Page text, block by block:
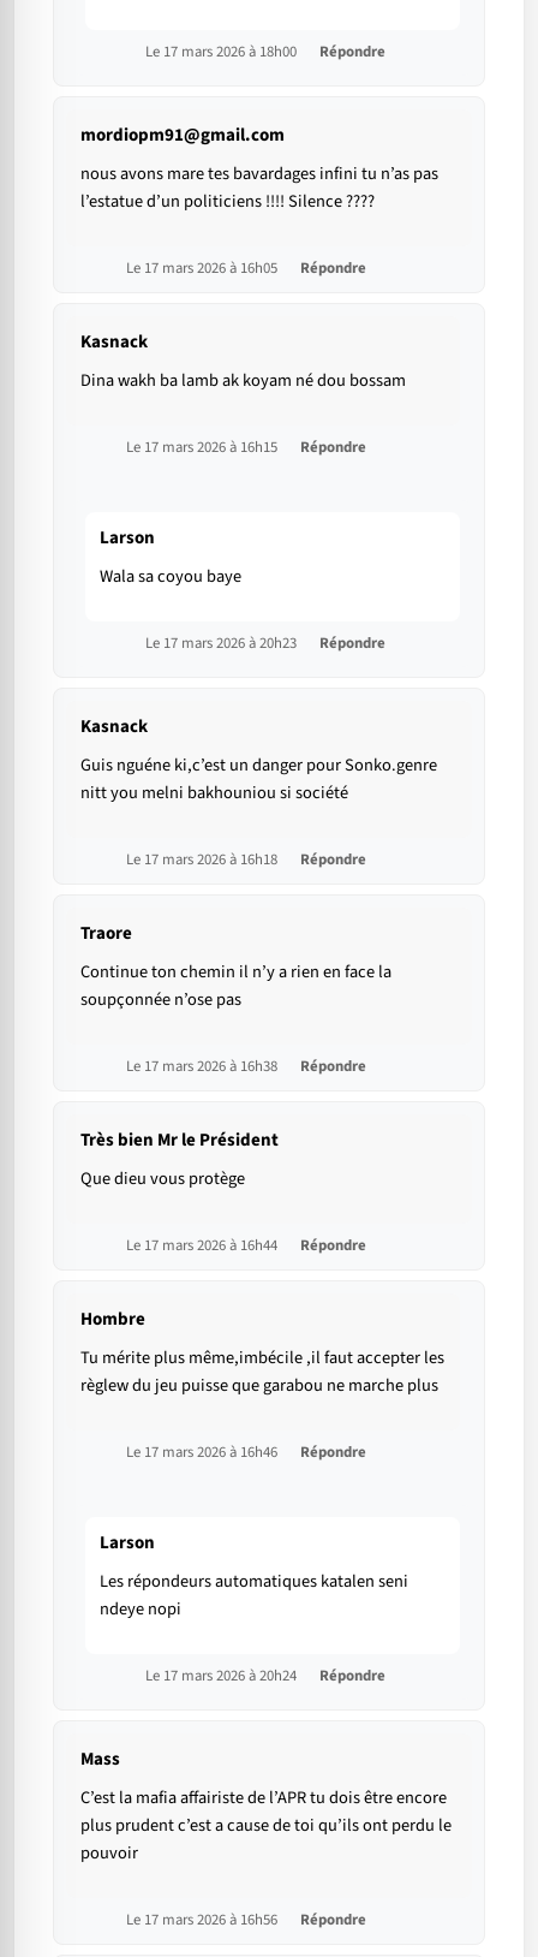
Le 17 mars 2026 à 18h00 Répondre
mordiopm91@gmail.com
nous avons mare tes bavardages infini tu n’as pas
l’estatue d’un politiciens !!!! Silence ????
Le 17 mars 2026 à 16h05 Répondre
Kasnack
Dina wakh ba lamb ak koyam né dou bossam
Le 17 mars 2026 à 16h15 Répondre
Larson
Wala sa coyou baye
Le 17 mars 2026 à 20h23 Répondre
Kasnack
Guis nguéne ki,c’est un danger pour Sonko.genre
nitt you melni bakhouniou si société
Le 17 mars 2026 à 16h18 Répondre
Traore
Continue ton chemin il n’y a rien en face la
soupçonnée n’ose pas
Le 17 mars 2026 à 16h38 Répondre
Très bien Mr le Président
Que dieu vous protège
Le 17 mars 2026 à 16h44 Répondre
Hombre
Tu mérite plus même,imbécile ,il faut accepter les
règlew du jeu puisse que garabou ne marche plus
Le 17 mars 2026 à 16h46 Répondre
Larson
Les répondeurs automatiques katalen seni
ndeye nopi
Le 17 mars 2026 à 20h24 Répondre
Mass
C’est la mafia affairiste de l’APR tu dois être encore
plus prudent c’est a cause de toi qu’ils ont perdu le
pouvoir
Le 17 mars 2026 à 16h56 Répondre